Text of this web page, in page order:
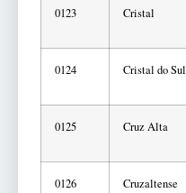
0123 Cristal
0124 Cristal do Sul
0125 Cruz Alta
0126 Cruzaltense